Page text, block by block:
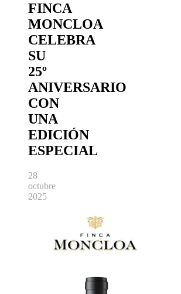
FINCA
MONCLOA
CELEBRA
SU
25º
ANIVERSARIO
CON
UNA
EDICIÓN
ESPECIAL
28
octubre
2025